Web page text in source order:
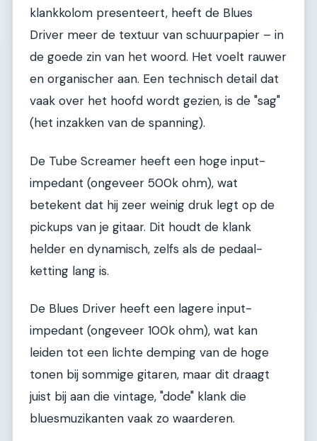
klankkolom presenteert, heeft de Blues
Driver meer de textuur van schuurpapier – in
de goede zin van het woord. Het voelt rauwer
en organischer aan. Een technisch detail dat
vaak over het hoofd wordt gezien, is de "sag"
(het inzakken van de spanning).
De Tube Screamer heeft een hoge input-
impedant (ongeveer 500k ohm), wat
betekent dat hij zeer weinig druk legt op de
pickups van je gitaar. Dit houdt de klank
helder en dynamisch, zelfs als de pedaal-
ketting lang is.
De Blues Driver heeft een lagere input-
impedant (ongeveer 100k ohm), wat kan
leiden tot een lichte demping van de hoge
tonen bij sommige gitaren, maar dit draagt
juist bij aan die vintage, "dode" klank die
bluesmuzikanten vaak zo waarderen.